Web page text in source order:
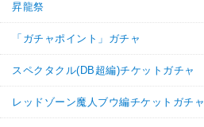
昇龍祭
「ガチャポイント」ガチャ
スペクタクル(DB超編)チケットガチャ
レッドゾーン魔人ブウ編チケットガチャ